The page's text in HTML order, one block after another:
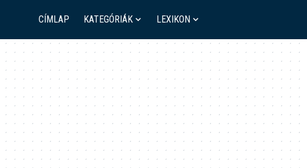
CÍMLAP KATEGÓRIÁK LEXIKON